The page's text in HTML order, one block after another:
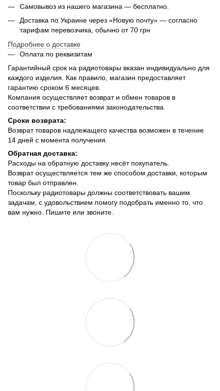
Самовывоз из нашего магазина — бесплатно.
Доставка по Украине через «Новую почту» — согласно
тарифам перевозчика, обычно от 70 грн
Подробнее о доставке
Оплата по реквизитам
Гарантийный срок на радиотовары вказан индивидуально для
каждого изделия. Как правило, магазин предоставляет
гарантию сроком 6 месяцев.
Компания осуществляет возврат и обмен товаров в
соответствии с требованиями законодательства.
Сроки возврата:
Возврат товаров надлежащего качества возможен в течение
14 дней с момента получения.
Обратная доставка:
Расходы на обратную доставку несёт покупатель.
Возврат осуществляется тем же способом доставки, которым
товар был отправлен.
Поскольку радиотовары должны соответствовать вашим
задачам, с удовольствием помогу подобрать именно то, что
вам нужно. Пишите или звоните.